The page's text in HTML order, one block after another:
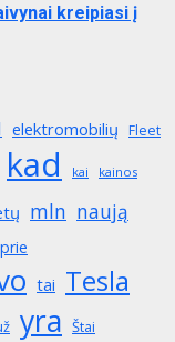
kreipiasi į
elektromobilių Fleet
kad kai kainos
mln naują
prie
tai Tesla
yra Štai